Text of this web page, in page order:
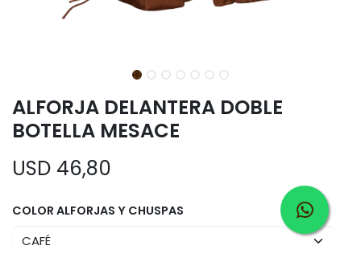
ALFORJA DELANTERA DOBLE
BOTELLA MESACE
USD 46,80
COLOR ALFORJAS Y CHUSPAS